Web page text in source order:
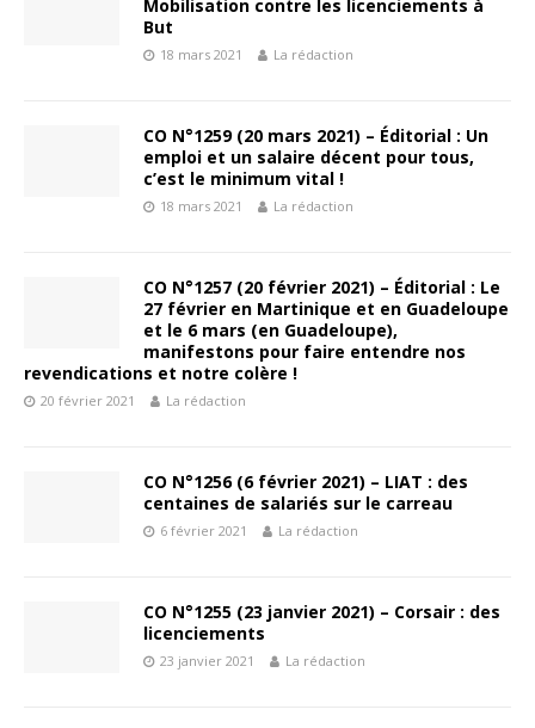
Mobilisation contre les licenciements à
But
18 mars 2021 La rédaction
CO N°1259 (20 mars 2021) – Éditorial : Un
emploi et un salaire décent pour tous,
c’est le minimum vital !
18 mars 2021 La rédaction
CO N°1257 (20 février 2021) – Éditorial : Le
27 février en Martinique et en Guadeloupe
et le 6 mars (en Guadeloupe),
manifestons pour faire entendre nos
revendications et notre colère !
20 février 2021 La rédaction
CO N°1256 (6 février 2021) – LIAT : des
centaines de salariés sur le carreau
6 février 2021 La rédaction
CO N°1255 (23 janvier 2021) – Corsair : des
licenciements
23 janvier 2021 La rédaction